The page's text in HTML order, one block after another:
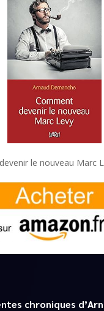
le nouveau Marc
chroniques